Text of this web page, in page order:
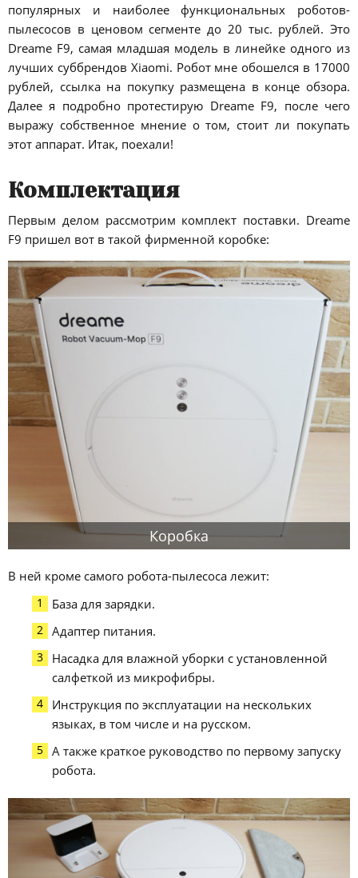
популярных и наиболее функциональных роботов-
пылесосов в ценовом сегменте до 20 тыс. рублей. Это
Dreame F9, самая младшая модель в линейке одного из
лучших суббрендов Xiaomi. Робот мне обошелся в 17000
рублей, ссылка на покупку размещена в конце обзора.
Далее я подробно протестирую Dreame F9, после чего
выражу собственное мнение о том, стоит ли покупать
этот аппарат. Итак, поехали!
Комплектация
Первым делом рассмотрим комплект поставки. Dreame
F9 пришел вот в такой фирменной коробке:
Коробка
В ней кроме самого робота-пылесоса лежит:
База для зарядки.
Адаптер питания.
Насадка для влажной уборки с установленной
салфеткой из микрофибры.
Инструкция по эксплуатации на нескольких
языках, в том числе и на русском.
А также краткое руководство по первому запуску
робота.